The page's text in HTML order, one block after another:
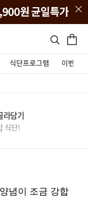
식단프로그램 이벤트&
라담기
식단!
념이 조금 강합